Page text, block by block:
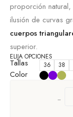
proporción
ilusión de curvas
cuerpos
superior.
ELIJA OPCIONES
Tallas 36 38
Color